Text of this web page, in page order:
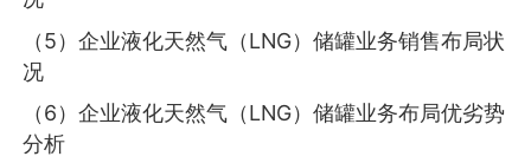
（5）企业液化天然气（LNG）储罐业务销售布局状
况
（6）企业液化天然气（LNG）储罐业务布局优劣势
分析